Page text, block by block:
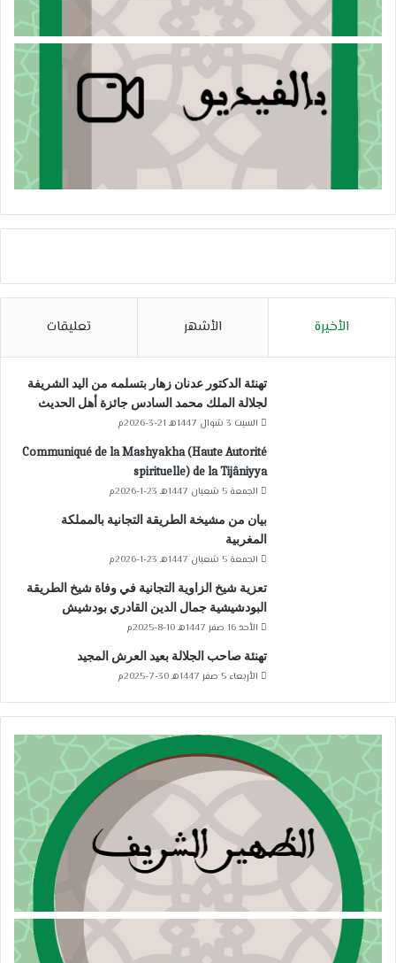
الأخيرة الأشهر تعليقات
تهنئة الدكتور عدنان زهار بتسلمه من اليد الشريفة
لجلالة الملك محمد السادس جائزة أهل الحديث
السبت 3 شوال 1447هـ 21-3-2026م
Communiqué de la Mashyakha (Haute Autorité
spirituelle) de la Tijâniyya
الجمعة 5 شعبان 1447هـ 23-1-2026م
بيان من مشيخة الطريقة التجانية بالمملكة
المغربية
الجمعة 5 شعبان 1447هـ 23-1-2026م
تعزية شيخ الزاوية التجانية في وفاة شيخ الطريقة
البودشيشية جمال الدين القادري بودشيش
الأحد 16 صفر 1447هـ 10-8-2025م
تهنئة صاحب الجلالة بعيد العرش المجيد
الأربعاء 5 صفر 1447هـ 30-7-2025م